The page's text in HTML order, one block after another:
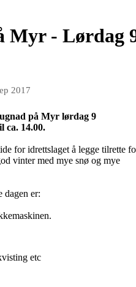
Myr - Lørdag
2017
på Myr lørdag 9
ca. 14.00.
for idrettslaget å legge tilrette
vinter med mye snø og mye
dagen er:
etc